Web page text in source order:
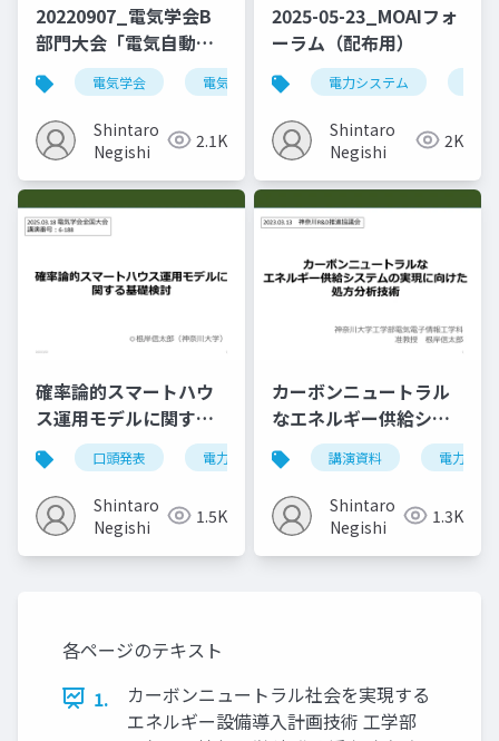
20220907_電気学会B
部門大会「電気自動車
スタンド最適設備容量
設計手法に関する基礎
検討」
電気学会 電気自動車 口頭発表
Shintaro
Negishi
2.1K
2025-05-23_MOAIフォ
ーラム（配布用）
電力システム
Shintaro
Negishi
2K
確率論的スマートハウ
ス運用モデルに関する
基礎検討口頭発表 電力システム
Shintaro
Negishi
1.5K
カーボンニュートラル
なエネルギー供給シス
テムの実現に向けた処
方分析技術
講演資料 電力シス
Shintaro
Negishi
1.3K
各ページのテキスト
1.
カーボンニュートラル社会を実現する
エネルギー設備導入計画技術 工学部